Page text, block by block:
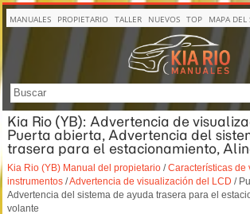
MANUALES PROPIETARIO TALLER NUEVOS TOP MAPA DEL
Kia Rio (YB): Advertencia de
Puerta abierta, Advertencia del
trasera para el estacionamiento,
Kia Rio (YB) Manual del propietario /Características de
instrumentos /Advertencia de visualización del LCD /
Advertencia del sistema de ayuda trasera para el
volante